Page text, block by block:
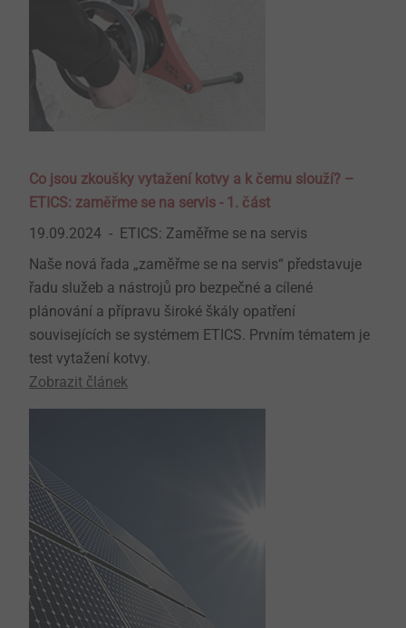
Co jsou zkoušky vytažení kotvy a k čemu slouží? –
ETICS: zaměřme se na servis - 1. část
19.09.2024
ETICS: Zaměřme se na servis
Naše nová řada „zaměřme se na servis“ představuje
řadu služeb a nástrojů pro bezpečné a cílené
plánování a přípravu široké škály opatření
souvisejících se systémem ETICS. Prvním tématem je
test vytažení kotvy.
Zobrazit článek